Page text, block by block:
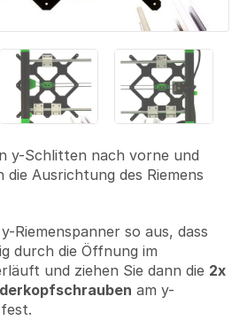
y-Schlitten nach vorne und
die Ausrichtung des Riemens
Riemenspanner so aus, dass
durch die Öffnung im
und ziehen Sie dann die 2x
am y-